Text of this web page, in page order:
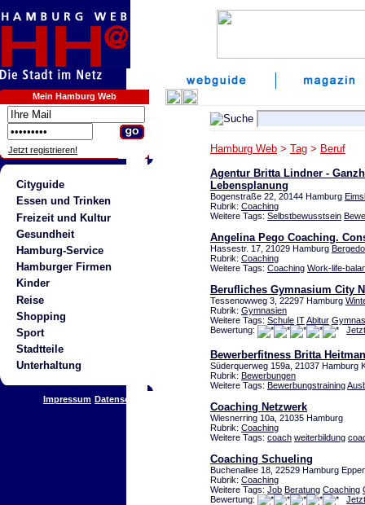
Mein Hamburg Web
Jetzt registrieren!
Cityguide
Essen und Trinken
Freizeit und Kultur
Gesundheit
Hamburg-Service
Hamburger Firmen
Kinder
Reise
Shopping
Sport
Stadtteile
Unterhaltung
Impressum Datenschutz
Hamburg Web > Tag > Beruf
Agentur Britta Lindner -
Lebensplanung
Bogenstraße 22, 20144 Hamburg
Rubrik: Coaching
Weitere Tags: Selbstbewusstsein
Angelina Pego Coaching.
Hassestr. 17, 21029 Hamburg
Rubrik: Coaching
Weitere Tags: Coaching Work-life-
Berufliches Gymnasium City
Tessenowweg 3, 22297 Hamburg
Rubrik: Gymnasien
Weitere Tags: Schule ITAbitur
Bewertung:
Bewerberfitness Britta
Süderquerweg 159a, 21037 Hamburg
Rubrik: Bewerbungen
Weitere Tags: Bewerbungstraining
Coaching Netzwerk
Wiesnerring 10a, 21035 Hamburg
Rubrik: Coaching
Weitere Tags: coach weiterbildung
Coaching Schueling
Buchenallee 18, 22529 Hamburg
Rubrik: Coaching
Weitere Tags: Job Beratung Coaching
Bewertung: